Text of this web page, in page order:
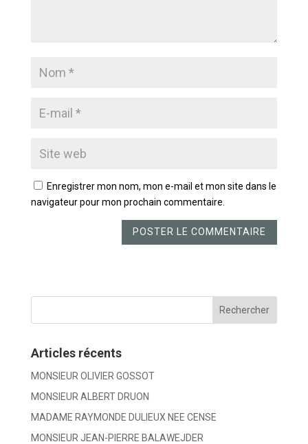
Enregistrer mon nom, mon e-mail et mon site dans le
navigateur pour mon prochain commentaire.
Articles récents
MONSIEUR OLIVIER GOSSOT
MONSIEUR ALBERT DRUON
MADAME RAYMONDE DULIEUX NEE CENSE
MONSIEUR JEAN-PIERRE BALAWEJDER